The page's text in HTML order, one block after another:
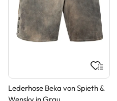
Lederhose Beka von Spieth &